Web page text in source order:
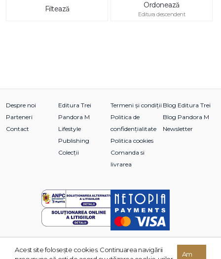
Filtează Ordonează
Editura descendent
Despre noi
Parteneri
Contact
Editura Trei
Pandora M
Lifestyle
Publishing
Colecții
Termeni și condiții
Politica de
confidențialitate
Politica cookies
Comanda si
livrarea
Blog Editura Trei
Blog Pandora M
Newsletter
© 2026 Grupul Editorial TREI. Toate drepturile rezervate.
Acest site foloseşte cookies. Continuarea navigării
Am